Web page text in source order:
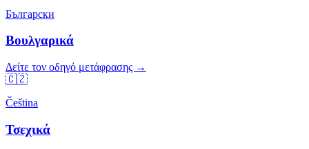
Български
Βουλγαρικά
Δείτε τον οδηγό μετάφρασης →
🇨🇿
Čeština
Τσεχικά